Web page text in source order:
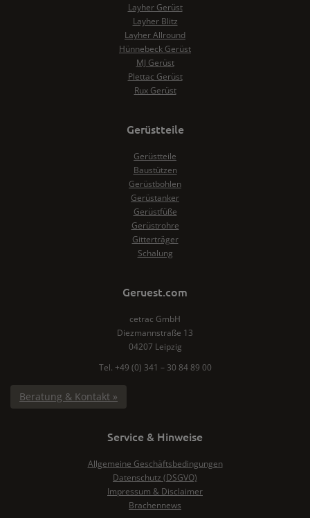
Layher Gerüst
Layher Blitz
Layher Allround
Hünnebeck Gerüst
MJ Gerüst
Plettac Gerüst
Rux Gerüst
Gerüstteile
Gerüstteile
Baustützen
Gerüstbohlen
Gerüstanker
Gerüstfüße
Gerüstrohre
Gitterträger
Schalung
Geruest.com
cetrac GmbH
Diezmannstraße 13
04207 Leipzig
Tel. +49 (0) 341 – 30 84 89 00
Beratung & Kontakt »
Service & Hinweise
Allgemeine Geschäftsbedingungen
Datenschutz (DSGVO)
Impressum & Disclaimer
Brachennews